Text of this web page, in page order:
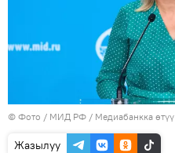
© Фото / МИД РФ / Медиабанкка өтүү
Жазылуу